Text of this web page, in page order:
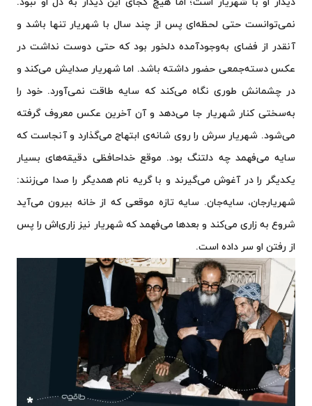
نمی‌توانست حتی لحظه‌ای پس از چند سال با شهریار تنها باشد و
آنقدر از فضای به‌وجودآمده دلخور بود که حتی دوست نداشت در
عکس دسته‌جمعی حضور داشته باشد. اما شهریار صدایش می‌کند و
در چشمانش طوری نگاه می‌کند که سایه طاقت نمی‌آورد. خود را
به‌سختی کنار شهریار جا می‌دهد و آن آخرین عکس معروف گرفته
می‌شود. شهریار سرش را روی شانه‌ی ابتهاج می‌گذارد و آنجاست که
سایه می‌فهمد چه دلتنگ بود. موقع خداحافظی دقیقه‌های بسیار
یکدیگر را در آغوش می‌گیرند و با گریه نام همدیگر را صدا می‌زنند:
شهریارجان، سایه‌جان. سایه تازه موقعی که از خانه بیرون می‌آید
شروع به زاری می‌کند و بعدها می‌فهمد که شهریار نیز زاری‌اش را پس
از رفتن او سر داده است.